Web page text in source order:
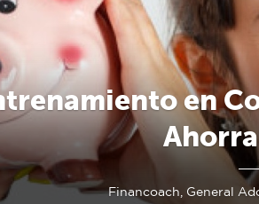
en
Financoach, General